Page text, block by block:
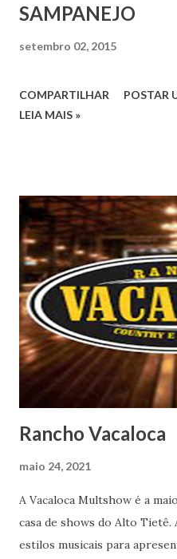
SAMPANEJO
setembro 02, 2015
COMPARTILHAR
POSTAR
LEIA MAIS »
Rancho Vacaloca
maio 24, 2021
A Vacaloca Multshow é a
casa de shows do Alto Tietê.
estilos musicais para